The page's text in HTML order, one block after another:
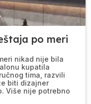
po meri
nikad nije bila
kupatila
tima, razvili
biti dizajner
Više nije potrebno